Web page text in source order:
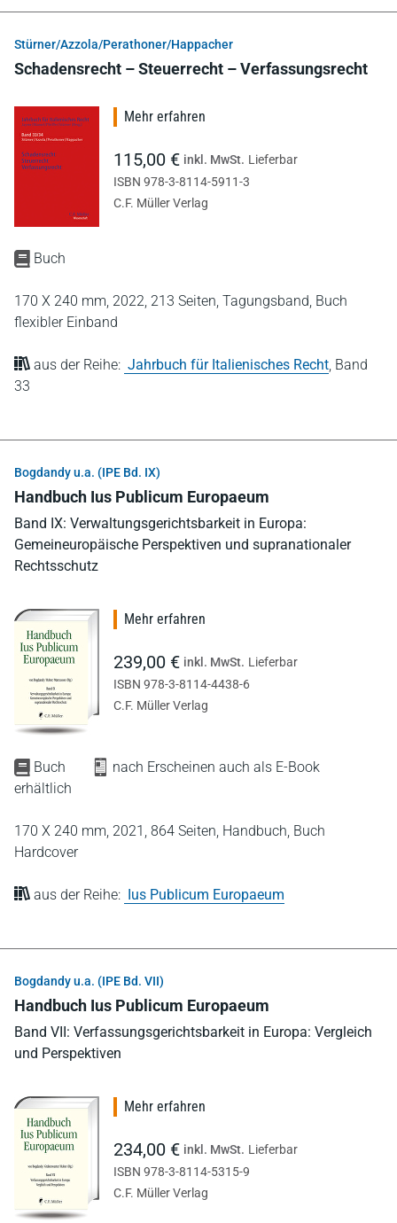
Stürner/Azzola/Perathoner/Happacher
Schadensrecht – Steuerrecht – Verfassungsrecht
Buch
170 X 240 mm, 2022, 213 Seiten, Tagungsband, Buch
flexibler Einband
aus der Reihe: Jahrbuch für Italienisches Recht, Band
33
Mehr erfahren
115,00 € inkl. MwSt. Lieferbar
ISBN 978-3-8114-5911-3
C.F. Müller Verlag
Bogdandy u.a. (IPE Bd. IX)
Handbuch Ius Publicum Europaeum
Band IX: Verwaltungsgerichtsbarkeit in Europa:
Gemeineuropäische Perspektiven und supranationaler
Rechtsschutz
Buch
nach Erscheinen auch als E-Book
erhältlich
170 X 240 mm, 2021, 864 Seiten, Handbuch, Buch
Hardcover
aus der Reihe: Ius Publicum Europaeum
Mehr erfahren
239,00 € inkl. MwSt. Lieferbar
ISBN 978-3-8114-4438-6
C.F. Müller Verlag
Bogdandy u.a. (IPE Bd. VII)
Handbuch Ius Publicum Europaeum
Band VII: Verfassungsgerichtsbarkeit in Europa: Vergleich
und Perspektiven
Mehr erfahren
234,00 € inkl. MwSt. Lieferbar
ISBN 978-3-8114-5315-9
C.F. Müller Verlag